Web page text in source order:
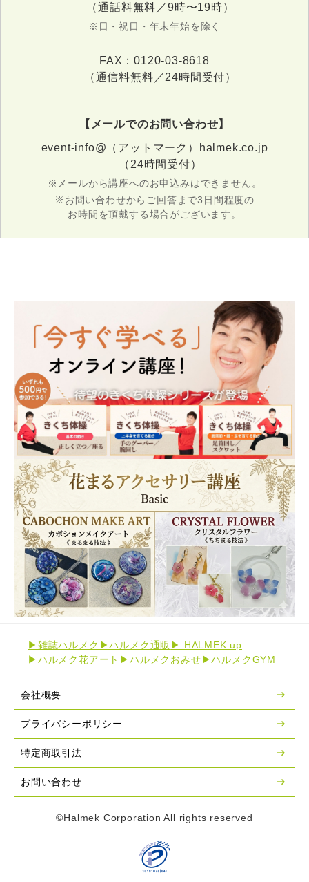
（通話料無料／9時〜19時）
※日・祝日・年末年始を除く
FAX：0120-03-8618
（通信料無料／24時間受付）
【メールでのお問い合わせ】
event-info@（アットマーク）halmek.co.jp
（24時間受付）
※メールから講座へのお申込みはできません。
※お問い合わせからご回答まで3日間程度の
お時間を頂戴する場合がございます。
▶雑誌ハルメク ▶ハルメク通販 ▶ HALMEK up
▶ハルメク花アート ▶ハルメクおみせ▶ハルメクGYM
会社概要
プライバシーポリシー
特定商取引法
お問い合わせ
©Halmek Corporation All rights reserved